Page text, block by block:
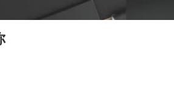
课
幅海报 负责人回应